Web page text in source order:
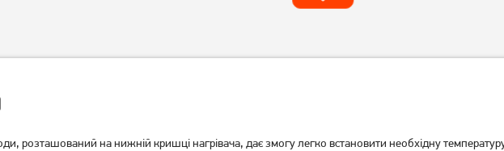
розташований на нижній кришці нагрівача, дає змогу легко встановити необхідну